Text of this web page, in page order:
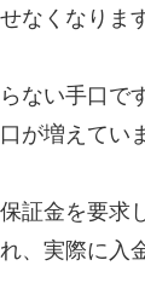
なくなりま
ない手口で
が増えてい
証金を要求
、実際に入